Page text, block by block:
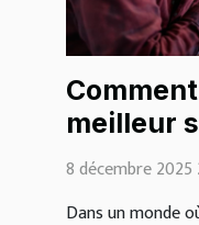
meilleur
8 décembre 2025
Dans un monde